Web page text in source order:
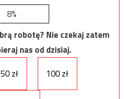
8%
robotę? Nie czekaj zatem
nas od dzisiaj.
50 zł 100 zł